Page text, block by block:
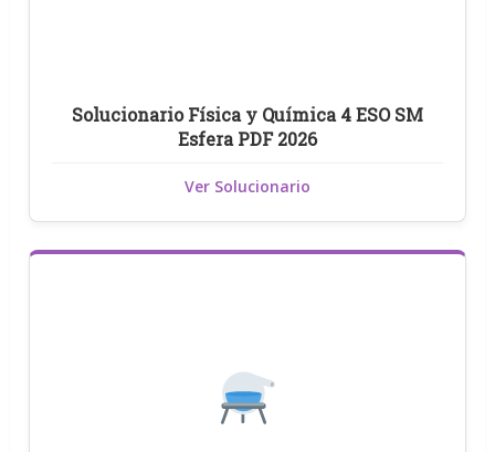
Solucionario Física y Química 4 ESO SM
Esfera PDF 2026
Ver Solucionario